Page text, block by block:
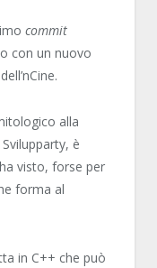
commit
con un nuovo
alla
è
visto, forse per
forma al
in C++ che può